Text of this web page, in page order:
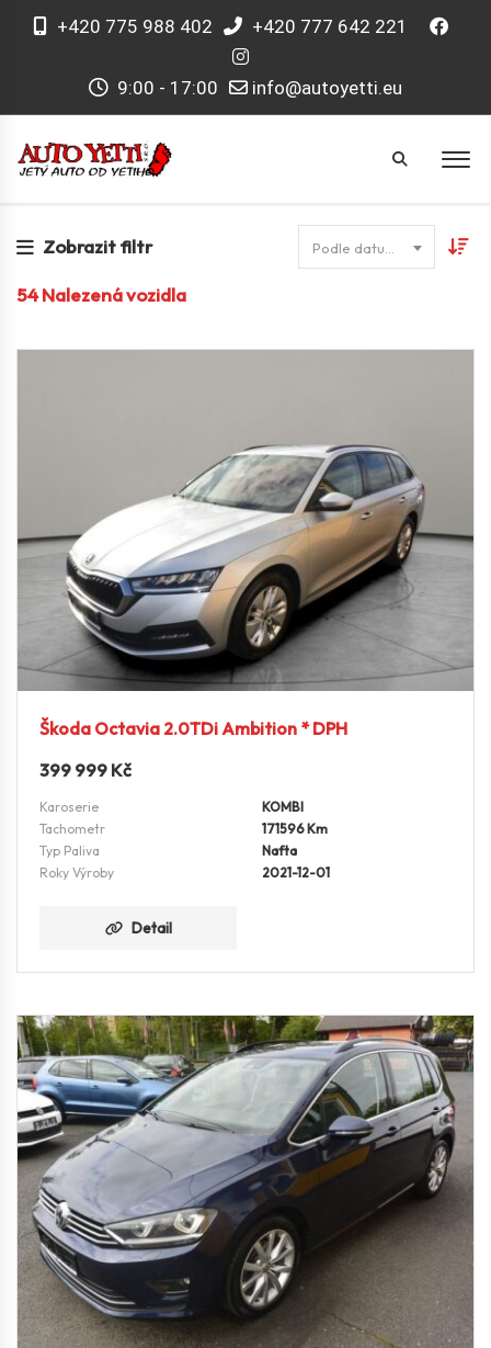
+420 775 988 402 +420 777 642 221
9:00 - 17:00 info@autoyetti.eu
Zobrazit filtr
54Nalezená vozidla
Škoda Octavia 2.0TDi Ambition * DPH
399 999 Kč
Karoserie
KOMBI
Tachometr
171596 Km
Typ Paliva
Nafta
Roky Výroby
2021-12-01
Detail